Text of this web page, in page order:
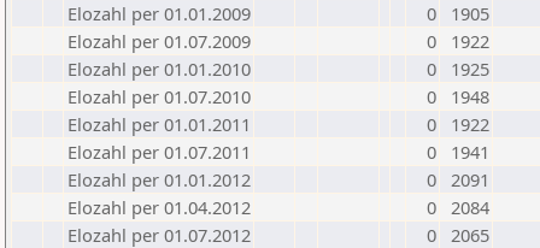
Elozahl per 01.01.2009
0
1905
Elozahl per 01.07.2009
0
1922
Elozahl per 01.01.2010
0
1925
Elozahl per 01.07.2010
0
1948
Elozahl per 01.01.2011
0
1922
Elozahl per 01.07.2011
0
1941
Elozahl per 01.01.2012
0 2091
Elozahl per 01.04.2012
0 2084
Elozahl per 01.07.2012
0 2065